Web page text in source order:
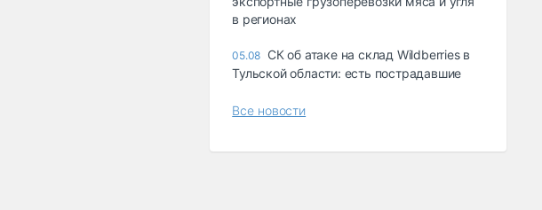
в регионах
05.08 СК об атаке на склад Wildberries в
Тульской области: есть пострадавшие
Все новости